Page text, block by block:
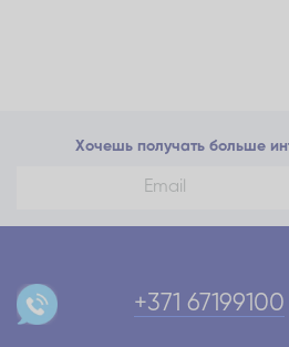
Хочешь получать больше
+371 67199100